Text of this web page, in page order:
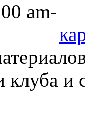
am-
клуба и